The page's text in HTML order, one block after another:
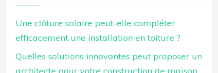
Une clôture solaire peut-elle compléter
efficacement une installation en toiture ?
Quelles solutions innovantes peut proposer un